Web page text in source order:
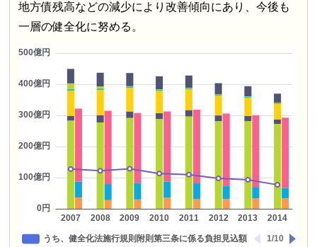
地方債残高などの減少により改善傾向にあり、今後も
一層の健全化に努める。